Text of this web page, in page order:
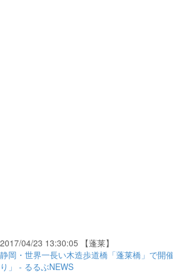
2017/04/23 13:30:05 【蓬莱】
静岡・世界一長い木造歩道橋「蓬莱橋」で開
り」 - るるぶNEWS